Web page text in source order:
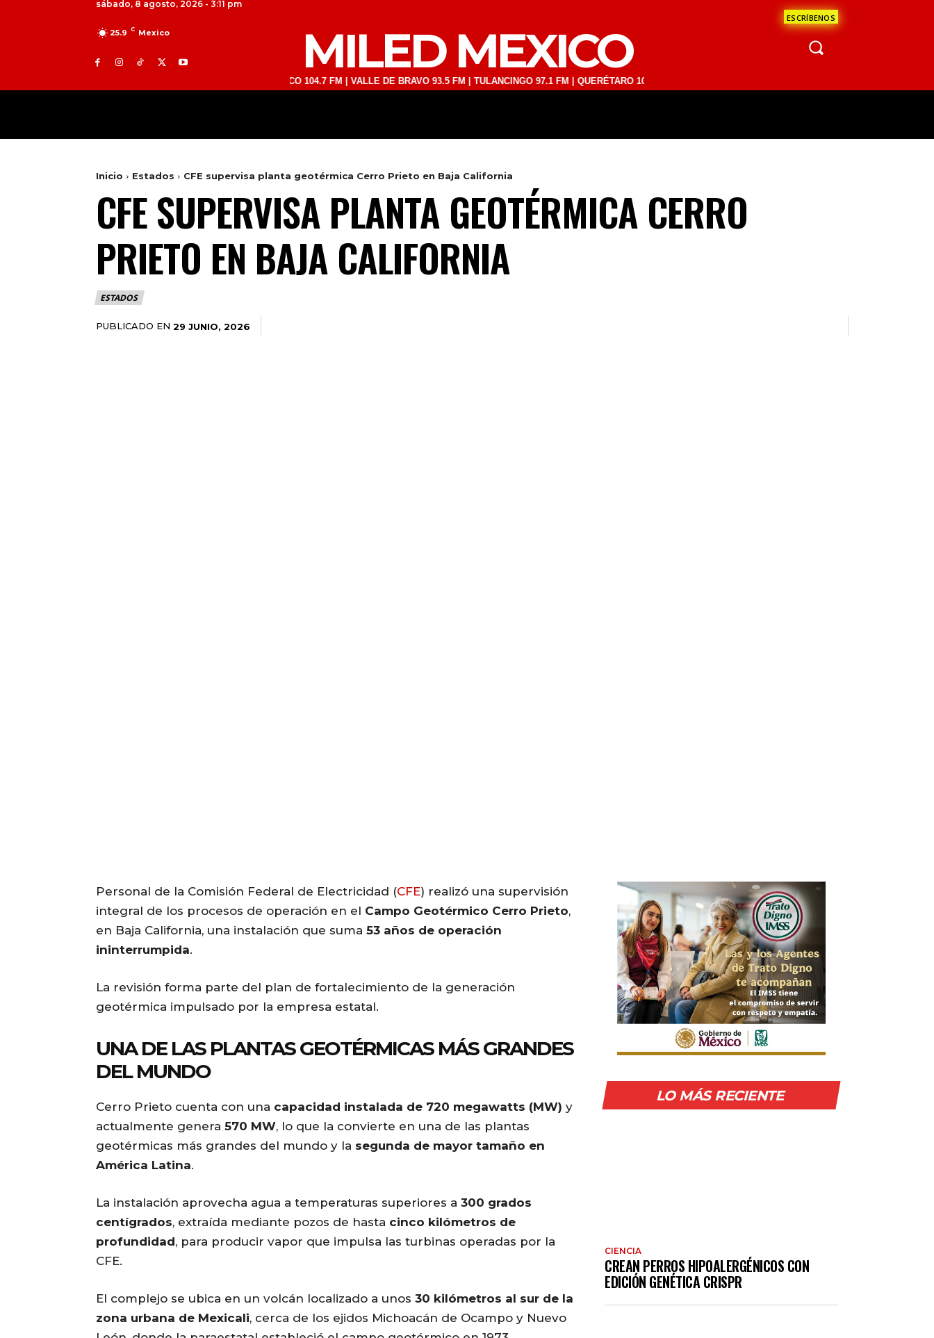
sábado, 8 agosto, 2026 - 3:11 pm
ESCRÍBENOS
25.9 C Mexico MILED MEXICO
TOLUCA 98.9 FM | ATLACOMULCO 104.7 FM | VALLE DE BRAVO 93.5 FM | TULANCINGO 97.1 FM | QUERÉTARO 103.1 FM | SAN JUAN DEL RÍO 93.1 FM | GUADALAJARA 1510 AM | LA
Inicio Estados CFE supervisa planta geotérmica Cerro Prieto en Baja California
CFE SUPERVISA PLANTA GEOTÉRMICA CERRO
PRIETO EN BAJA CALIFORNIA
ESTADOS
PUBLICADO EN 29 JUNIO, 2026
Personal de la Comisión Federal de Electricidad (CFE) realizó una supervisión
integral de los procesos de operación en el Campo Geotérmico Cerro Prieto,
en Baja California, una instalación que suma 53 años de operación
ininterrumpida.
La revisión forma parte del plan de fortalecimiento de la generación
geotérmica impulsado por la empresa estatal.
UNA DE LAS PLANTAS GEOTÉRMICAS MÁS GRANDES
DEL MUNDO
Cerro Prieto cuenta con una capacidad instalada de 720 megawatts (MW) y
actualmente genera 570 MW, lo que la convierte en una de las plantas
geotérmicas más grandes del mundo y la segunda de mayor tamaño en
América Latina.
La instalación aprovecha agua a temperaturas superiores a 300 grados
centígrados, extraída mediante pozos de hasta cinco kilómetros de
profundidad, para producir vapor que impulsa las turbinas operadas por la
CFE.
El complejo se ubica en un volcán localizado a unos 30 kilómetros al sur de la
zona urbana de Mexicali, cerca de los ejidos Michoacán de Ocampo y Nuevo
LO MÁS RECIENTE
CIENCIA
CREAN PERROS HIPOALERGÉNICOS CON
EDICIÓN GENÉTICA CRISPR